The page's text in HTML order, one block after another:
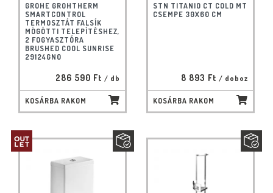
GROHE GROHTHERM
SMARTCONTROL
TERMOSZTÁT FALSÍK
MÖGÖTTI TELEPÍTÉSHEZ,
2 FOGYASZTÓRA
BRUSHED COOL SUNRISE
29124GN0
286 590 Ft / db
KOSÁRBA RAKOM
STN TITANIO CT COLD MT
CSEMPE 30X60 CM
8 893 Ft / doboz
KOSÁRBA RAKOM